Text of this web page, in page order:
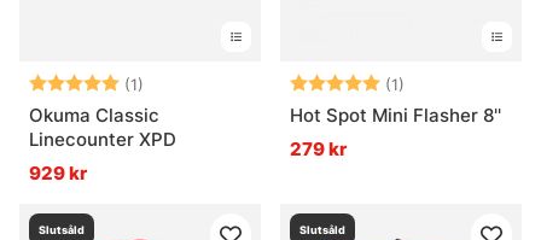
Betyg: (1)
5.0 utav 5 stjärnor
Okuma Classic
Linecounter XPD
929 kr
Betyg: (1)
Hot Spot Mini Flasher 8''
279 kr
Slutsåld Slutsåld